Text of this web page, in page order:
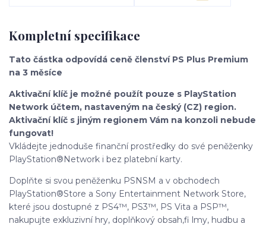
Kompletní specifikace
Tato částka odpovídá ceně členství PS Plus Premium
na 3 měsíce
Aktivační klíč je možné použít pouze s PlayStation
Network účtem, nastaveným na český (CZ) region.
Aktivační klíč s jiným regionem Vám na konzoli nebude
fungovat!
Vkládejte jednoduše finanční prostředky do své peněženky
PlayStation®Network i bez platební karty.
Doplňte si svou peněženku PSNSM a v obchodech
PlayStation®Store a Sony Entertainment Network Store,
které jsou dostupné z PS4™, PS3™, PS Vita a PSP™,
nakupujte exkluzivní hry, doplňkový obsah,fi lmy, hudbu a